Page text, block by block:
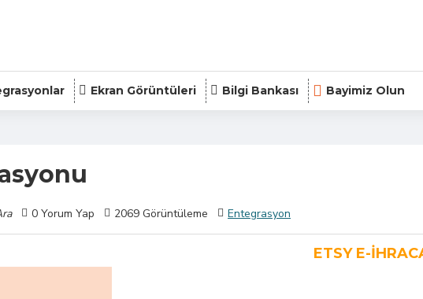
Ekran Görüntüleri Bilgi Bankası Bayimiz Olun
0 Yorum Yap 2069 Görüntüleme Entegrasyon
ETSY E-